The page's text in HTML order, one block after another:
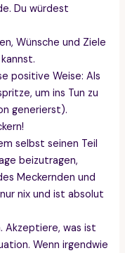
Du würdest
Wünsche und Ziele
positive Weise: Als
um ins Tun zu
generierst).
selbst seinen Teil
beizutragen,
Meckernden und
nix und ist absolut
Akzeptiere, was ist
Wenn irgendwie